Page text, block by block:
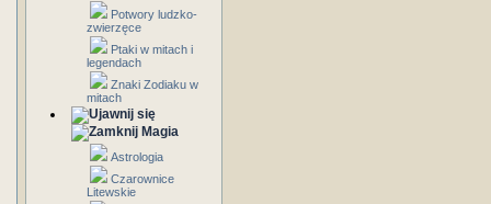
Potwory ludzko-
zwierzęce
Ptaki w mitach i
legendach
Znaki Zodiaku w
mitach
Magia
Astrologia
Czarownice
Litewskie